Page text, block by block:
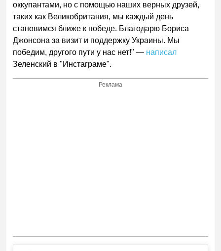
оккупантами, но с помощью наших верных друзей,
таких как Великобритания, мы каждый день
становимся ближе к победе. Благодарю Бориса
Джонсона за визит и поддержку Украины. Мы
победим, другого пути у нас нет!" — написал
Зеленский в "Инстаграме".
Реклама